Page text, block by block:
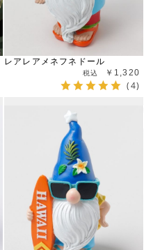
レアレアメネフネドール
￥1,320
(4)